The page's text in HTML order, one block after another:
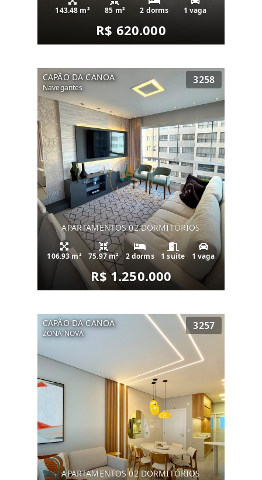
143.48 m² 85 m² 2 dorms 1 vaga
R$ 620.000
CAPÃO DA CANOA
Navegantes
3258
APARTAMENTOS 02 DORMITÓRIOS
106.93 m² 75.97 m² 2 dorms 1 suíte 1 vaga
R$ 1.250.000
CAPÃO DA CANOA
ZONA NOVA
3257
APARTAMENTOS 02 DORMITÓRIOS